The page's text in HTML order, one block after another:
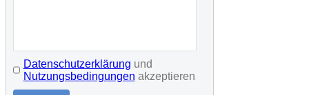
Datenschutzerklärung und
Nutzungsbedingungen akzeptieren